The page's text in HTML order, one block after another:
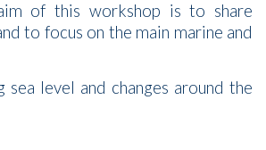
of this workshop is to share
to focus on the main marine and
level and changes around the